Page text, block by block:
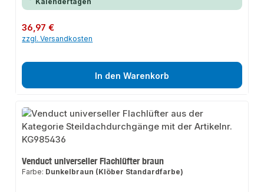
Regulärer Preis:
36,97 €
zzgl. Versandkosten
In den Warenkorb
Venduct universeller Flachlüfter braun
Farbe: Dunkelbraun (Klöber Standardfarbe)